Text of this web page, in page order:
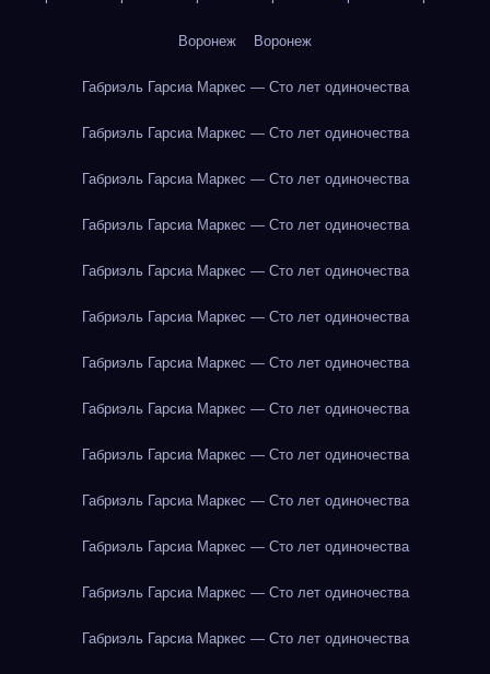
Воронеж Воронеж
Габриэль Гарсиа Маркес — Сто лет одиночества
Габриэль Гарсиа Маркес — Сто лет одиночества
Габриэль Гарсиа Маркес — Сто лет одиночества
Габриэль Гарсиа Маркес — Сто лет одиночества
Габриэль Гарсиа Маркес — Сто лет одиночества
Габриэль Гарсиа Маркес — Сто лет одиночества
Габриэль Гарсиа Маркес — Сто лет одиночества
Габриэль Гарсиа Маркес — Сто лет одиночества
Габриэль Гарсиа Маркес — Сто лет одиночества
Габриэль Гарсиа Маркес — Сто лет одиночества
Габриэль Гарсиа Маркес — Сто лет одиночества
Габриэль Гарсиа Маркес — Сто лет одиночества
Габриэль Гарсиа Маркес — Сто лет одиночества